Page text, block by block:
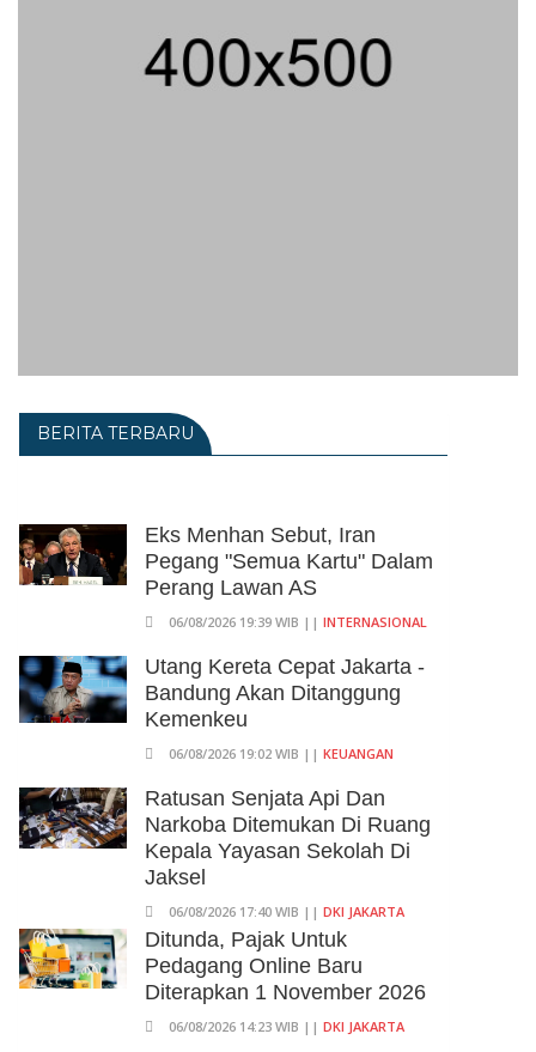
BERITA TERBARU
Eks Menhan Sebut, Iran
Pegang "Semua Kartu" Dalam
Perang Lawan AS
06/08/2026 19:39 WIB || INTERNASIONAL
Utang Kereta Cepat Jakarta -
Bandung Akan Ditanggung
Kemenkeu
06/08/2026 19:02 WIB || KEUANGAN
Ratusan Senjata Api Dan
Narkoba Ditemukan Di Ruang
Kepala Yayasan Sekolah Di
Jaksel
06/08/2026 17:40 WIB || DKI JAKARTA
Ditunda, Pajak Untuk
Pedagang Online Baru
Diterapkan 1 November 2026
06/08/2026 14:23 WIB || DKI JAKARTA